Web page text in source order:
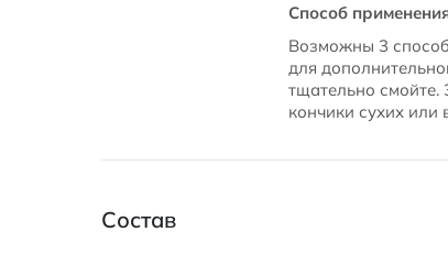
Способ
Возможны 3
для
тщательно смойте.
кончики сухих
Состав